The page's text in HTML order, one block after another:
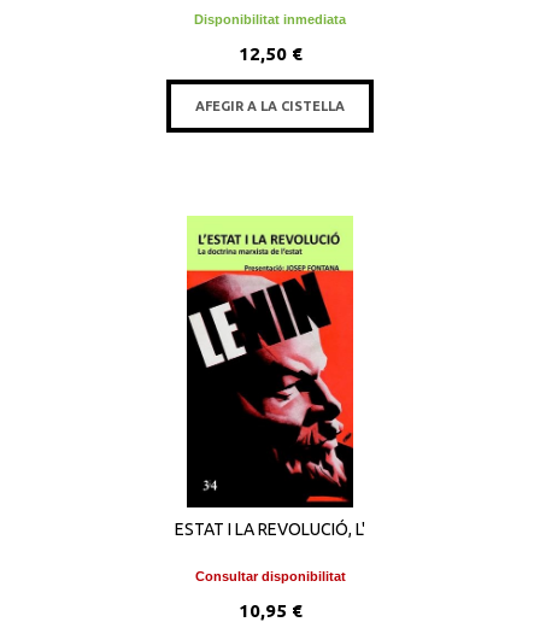
Disponibilitat inmediata
12,50 €
AFEGIR A LA CISTELLA
ESTAT I LA REVOLUCIÓ, L'
Consultar disponibilitat
10,95 €